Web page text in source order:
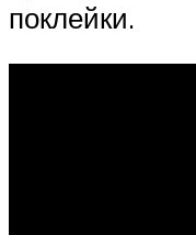
поклейки.